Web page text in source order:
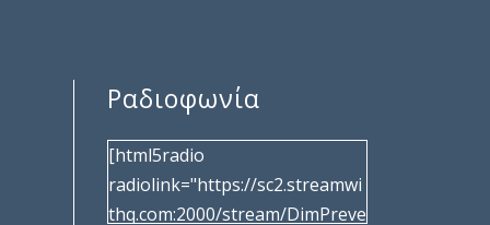
Ραδιοφωνία
[html5radio
radiolink="https://sc2.streamwi
thq.com:2000/stream/DimPreve